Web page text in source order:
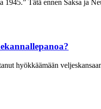
Tätä ennen Saksa ja
hyökkäämään